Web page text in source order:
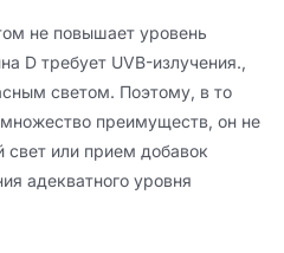
не повышает уровень
D требует UVB-излучения.,
светом. Поэтому, в то
преимуществ, он не
или прием добавок
адекватного уровня